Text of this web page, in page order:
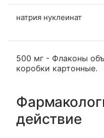
натрия нуклеинат
500 мг - Флаконы
коробки картонные.
действие